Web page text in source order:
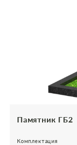
Памятник ГБ2
Комплектация